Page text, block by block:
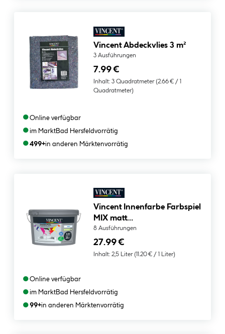
Vincent Abdeckvlies 3 m²
3 Ausführungen
7.99 €
Inhalt: 3 Quadratmeter (2.66 € / 1
Quadratmeter)
●Online verfügbar
●im MarktBad Hersfeldvorrätig
●499+in anderen Märktenvorrätig
Vincent Innenfarbe Farbspiel
MIX matt
konservierungsmittelfrei 2,5 L
8 Ausführungen
27.99 €
Inhalt: 2,5 Liter (11.20 € / 1 Liter)
●Online verfügbar
●im MarktBad Hersfeldvorrätig
●99+in anderen Märktenvorrätig